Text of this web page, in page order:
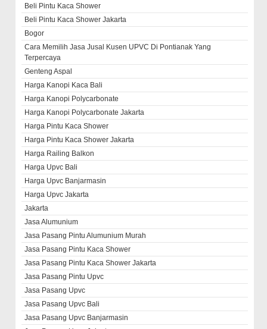
Beli Pintu Kaca Shower
Beli Pintu Kaca Shower Jakarta
Bogor
Cara Memilih Jasa Jusal Kusen UPVC Di Pontianak Yang
Terpercaya
Genteng Aspal
Harga Kanopi Kaca Bali
Harga Kanopi Polycarbonate
Harga Kanopi Polycarbonate Jakarta
Harga Pintu Kaca Shower
Harga Pintu Kaca Shower Jakarta
Harga Railing Balkon
Harga Upvc Bali
Harga Upvc Banjarmasin
Harga Upvc Jakarta
Jakarta
Jasa Alumunium
Jasa Pasang Pintu Alumunium Murah
Jasa Pasang Pintu Kaca Shower
Jasa Pasang Pintu Kaca Shower Jakarta
Jasa Pasang Pintu Upvc
Jasa Pasang Upvc
Jasa Pasang Upvc Bali
Jasa Pasang Upvc Banjarmasin